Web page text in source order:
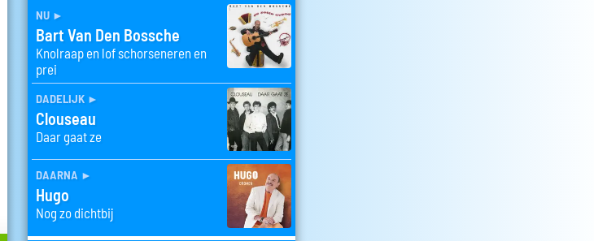
nu ►
Bart Van Den Bossche
Knolraap en lof schorseneren en
prei
dadelijk ►
Clouseau
Daar gaat ze
daarna ►
Hugo
Nog zo dichtbij